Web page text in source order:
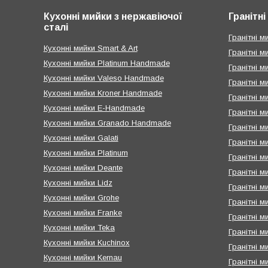
Кухонні мийки з нержавіючої
сталі
Кухонні мийки Smart & Art
Кухонні мийки Platinum Handmade
Кухонні мийки Valeso Handmade
Кухонні мийки Kroner Handmade
Кухонні мийки E-Handmade
Кухонні мийки Granado Handmade
Кухонні мийки Galati
Кухонні мийки Platinum
Кухонні мийки Deante
Кухонні мийки Lidz
Кухонні мийки Grohe
Кухонні мийки Franke
Кухонні мийки Teka
Кухонні мийки Kuchinox
Кухонні мийки Kernau
Гранітні
Гранітні
Гранітні
Гранітні
Гранітні
Гранітні
Гранітні
Гранітні
Гранітні
Гранітні
Гранітні
Гранітні
Гранітні
Гранітні
Гранітні
Гранітні